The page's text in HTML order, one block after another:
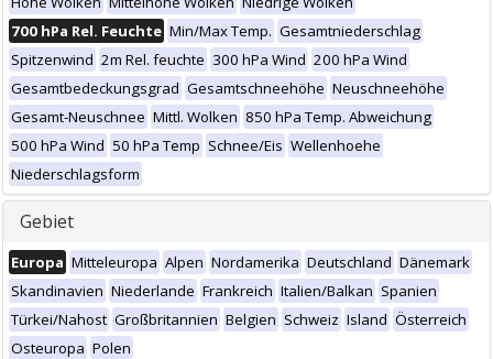
700 hPa Rel. Feuchte Min/Max Temp. Gesamtniederschlag
Spitzenwind 2m Rel. feuchte 300 hPa Wind 200 hPa Wind
Gesamtbedeckungsgrad Gesamtschneehöhe Neuschneehöhe
Gesamt-Neuschnee Mittl. Wolken 850 hPa Temp. Abweichung
500 hPa Wind 50 hPa Temp Schnee/Eis Wellenhoehe
Niederschlagsform
Gebiet
Europa Mitteleuropa Alpen Nordamerika Deutschland Dänemark
Skandinavien Niederlande Frankreich Italien/Balkan Spanien
Türkei/Nahost Großbritannien Belgien Schweiz Island Österreich
Osteuropa Polen